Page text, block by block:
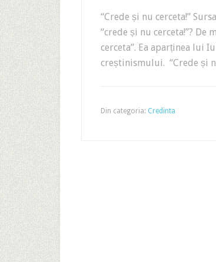
“Crede și nu cerceta!”
“crede și nu cerceta!”?
cerceta”. Ea aparținea lui
creștinismului. “Crede și
Din categoria: Credinta